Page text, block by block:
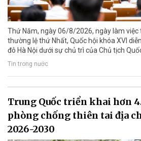
Thứ Năm, ngày 06/8/2026, ngày làm việc
thường lệ thứ Nhất, Quốc hội khóa XVI
đô Hà Nội dưới sự chủ trì của Chủ tịch
Tin trong nước
Trung Quốc triển khai hơn
phòng chống thiên tai địa
2026-2030